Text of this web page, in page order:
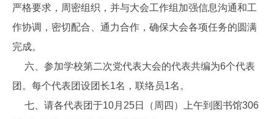
严格要求，周密组织，并与大会工作组加强信息沟通和工
作协调，密切配合、通力合作，确保大会各项任务的圆满
完成。
六、参加学校第二次党代表大会的代表共编为6个代表
团。每个代表团设团长1名，联络员1名。
七、请各代表团于10月25日（周四）上午到图书馆306